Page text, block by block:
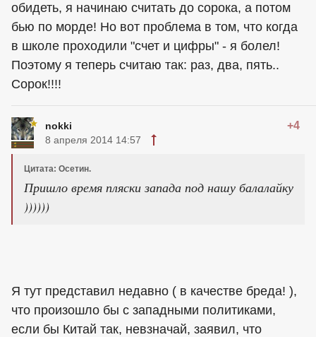
обидеть, я начинаю считать до сорока, а потом
бью по морде! Но вот проблема в том, что когда
в школе проходили "счет и цифры" - я болел!
Поэтому я теперь считаю так: раз, два, пять..
Сорок!!!!
nokki +4
8 апреля 2014 14:57
Цитата: Осетин.
Пришло время пляски запада под нашу балалайку
))))))
Я тут представил недавно ( в качестве бреда! ),
что произошло бы с западными политиками,
если бы Китай так, невзначай, заявил, что